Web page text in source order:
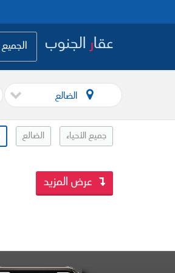
عقارالجنوب الجميع
الضالع
جميع الأحياء الضالع